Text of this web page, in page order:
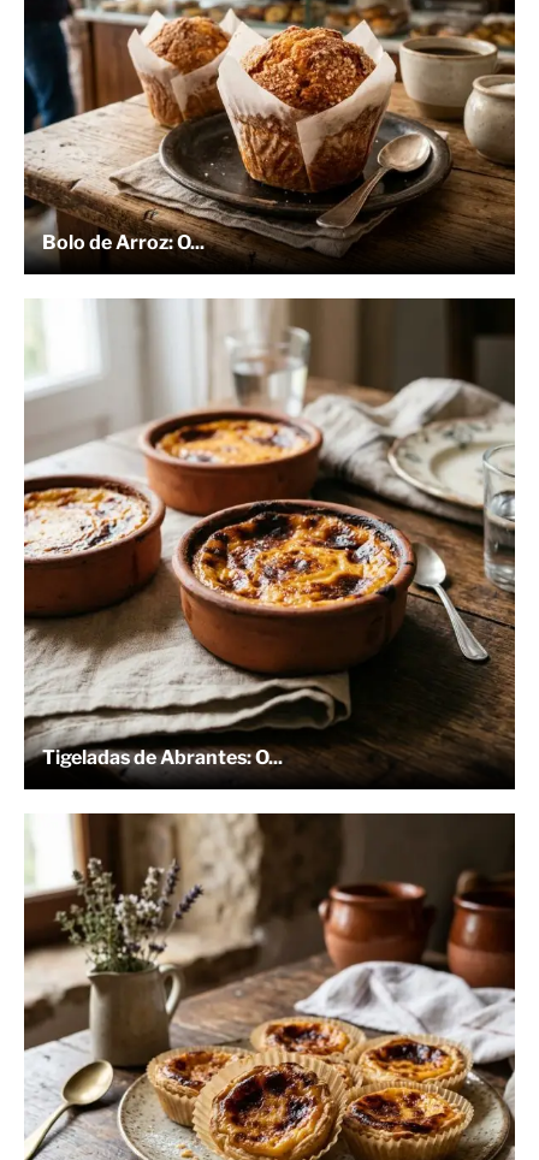
Bolo de Arroz: O...
Tigeladas de Abrantes: O...